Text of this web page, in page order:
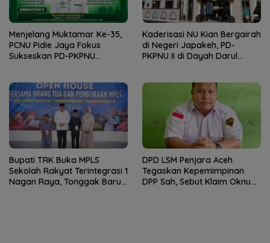
Menjelang Muktamar Ke-35,
PCNU Pidie Jaya Fokus
Sukseskan PD-PKPNU
Kaderisasi NU Kian Bergairah
di Negeri Japakeh, PD-
PKPNU II di Dayah Darul
Bupati TRK Buka MPLS
Sekolah Rakyat Terintegrasi 1
Nagan Raya, Tonggak Baru
DPD LSM Penjara Aceh
Tegaskan Kepemimpinan
DPP Sah, Sebut Klaim Oknum